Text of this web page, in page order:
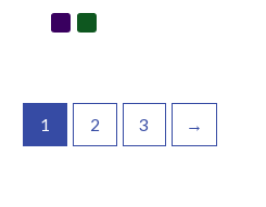
1 2 3 →